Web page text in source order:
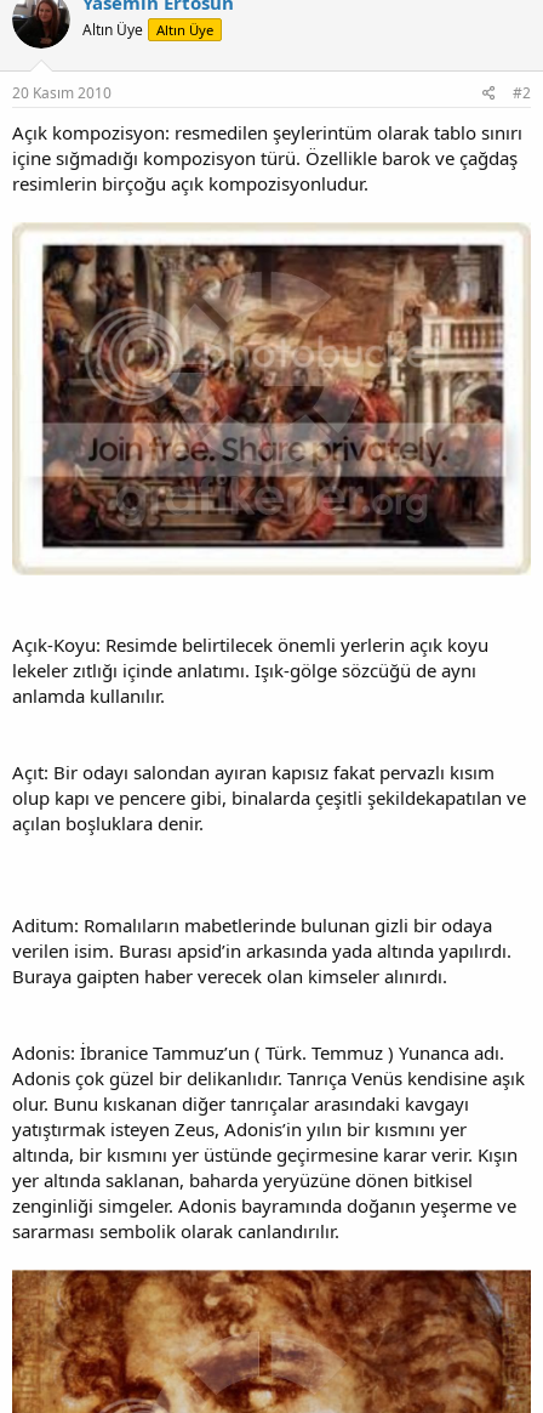
Altın Üye Altın Üye
20 Kasım 2010 #2
Açık kompozisyon: resmedilen şeylerintüm olarak tablo sınırı
içine sığmadığı kompozisyon türü. Özellikle barok ve çağdaş
resimlerin birçoğu açık kompozisyonludur.
Açık-Koyu: Resimde belirtilecek önemli yerlerin açık koyu
lekeler zıtlığı içinde anlatımı. Işık-gölge sözcüğü de aynı
anlamda kullanılır.
Açıt: Bir odayı salondan ayıran kapısız fakat pervazlı kısım
olup kapı ve pencere gibi, binalarda çeşitli şekildekapatılan ve
açılan boşluklara denir.
Aditum: Romalıların mabetlerinde bulunan gizli bir odaya
verilen isim. Burası apsid’in arkasında yada altında yapılırdı.
Buraya gaipten haber verecek olan kimseler alınırdı.
Adonis: İbranice Tammuz’un ( Türk. Temmuz ) Yunanca adı.
Adonis çok güzel bir delikanlıdır. Tanrıça Venüs kendisine aşık
olur. Bunu kıskanan diğer tanrıçalar arasındaki kavgayı
yatıştırmak isteyen Zeus, Adonis’in yılın bir kısmını yer
altında, bir kısmını yer üstünde geçirmesine karar verir. Kışın
yer altında saklanan, baharda yeryüzüne dönen bitkisel
zenginliği simgeler. Adonis bayramında doğanın yeşerme ve
sararması sembolik olarak canlandırılır.